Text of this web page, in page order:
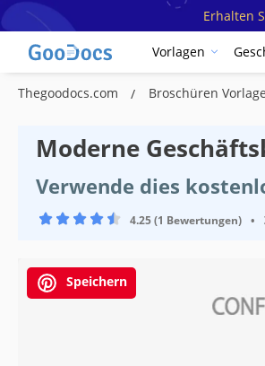
Erhalten
Vorlagen
Thegoodocs.com Broschüren
Moderne
Verwende dies
4.25 (1 Bewertungen) •
Speichern